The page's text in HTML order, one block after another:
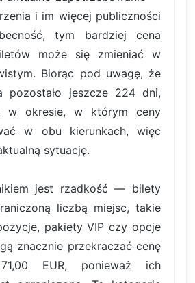
i im więcej publiczności
tym bardziej cena
może się zmieniać w
Biorąc pod uwagę, że
pozostało jeszcze 224 dni,
w okresie, w którym ceny
w obu kierunkach, więc
sytuację.
jest rzadkość — bilety
liczbą miejsc, takie
pakiety VIP czy opcje
znacznie przekraczać cenę
EUR, ponieważ ich